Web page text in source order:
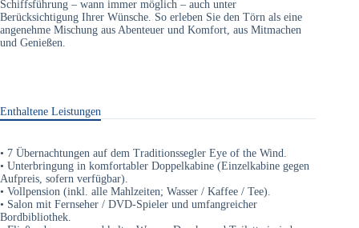
Schiffsführung – wann immer möglich – auch unter
Berücksichtigung Ihrer Wünsche. So erleben Sie den Törn als eine
angenehme Mischung aus Abenteuer und Komfort, aus Mitmachen
und Genießen.
Enthaltene Leistungen
• 7 Übernachtungen auf dem Traditionssegler Eye of the Wind.
• Unterbringung in komfortabler Doppelkabine (Einzelkabine gegen
Aufpreis, sofern verfügbar).
• Vollpension (inkl. alle Mahlzeiten; Wasser / Kaffee / Tee).
• Salon mit Fernseher / DVD-Spieler und umfangreicher
Bordbibliothek.